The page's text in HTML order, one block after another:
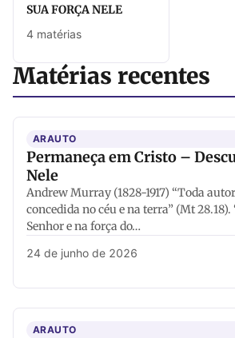
SUA FORÇA NELE
4 matérias
Matérias recentes
ARAUTO
Permaneça em Cristo –
Nele
Andrew Murray (1828-1917) “Toda
concedida no céu e na terra” (Mt
Senhor e na força do…
24 de junho de 2026
ARAUTO